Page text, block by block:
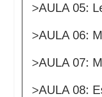
>AULA 05:
>AULA 06:
>AULA 07:
>AULA 08: